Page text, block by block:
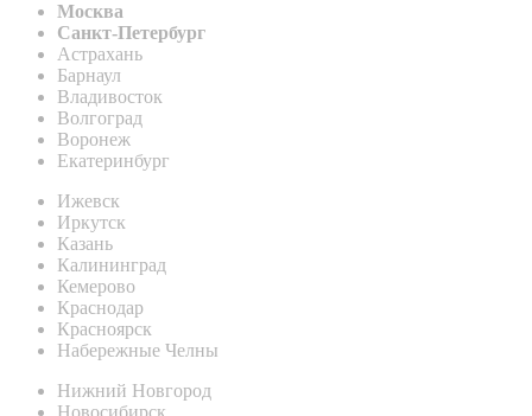
Москва
Санкт-Петербург
Астрахань
Барнаул
Владивосток
Волгоград
Воронеж
Екатеринбург
Ижевск
Иркутск
Казань
Калининград
Кемерово
Краснодар
Красноярск
Набережные Челны
Нижний Новгород